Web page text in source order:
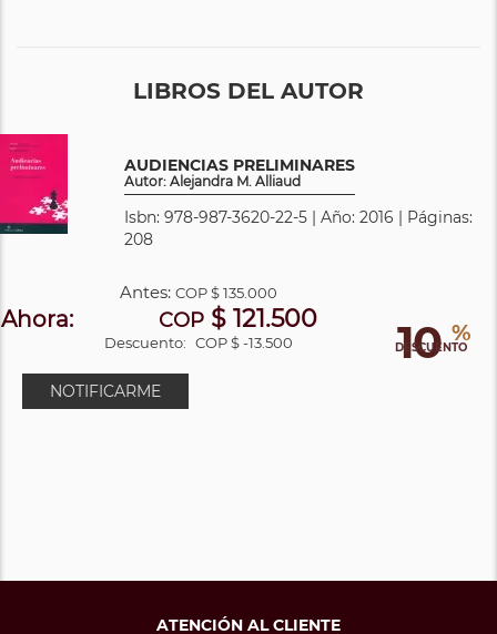
LIBROS DEL AUTOR
AUDIENCIAS PRELIMINARES
Autor: Alejandra M. Alliaud
Isbn: 978-987-3620-22-5 | Año: 2016 | Páginas:
208
10 %
DESCUENTO
Antes:COP$ 135.000
Ahora: COP$ 121.500
Descuento: COP $ -13.500
NOTIFICARME
ATENCIÓN AL CLIENTE